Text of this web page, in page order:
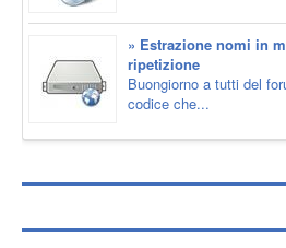
» Estrazione nomi in
ripetizione
Buongiorno a tutti del
codice che...